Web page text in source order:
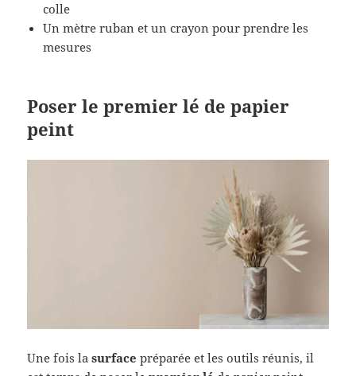
colle
Un mètre ruban et un crayon pour prendre les
mesures
Poser le premier lé de papier
peint
Une fois lasurface préparée et les outils réunis, il